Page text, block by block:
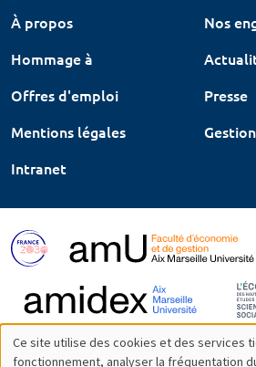
À propos
Nos
Hommage à
Offres d'emploi
Presse
Mentions légales
Intranet
Ce site utilise des cookies et des services
fonctionnement, analyser la fréquentation